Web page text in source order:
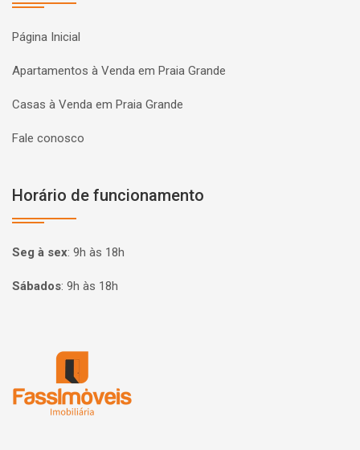
Página Inicial
Apartamentos à Venda em Praia Grande
Casas à Venda em Praia Grande
Fale conosco
Horário de funcionamento
Seg à sex: 9h às 18h
Sábados: 9h às 18h